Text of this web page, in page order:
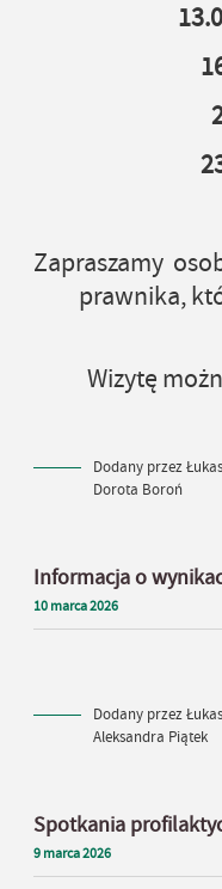
Zapraszamy
prawnika,
Wizytę
Dodany przez
Dorota Boroń
Informacja o
10 marca2026
Dodany przez
Aleksandra Piątek
Spotkania
9 marca2026